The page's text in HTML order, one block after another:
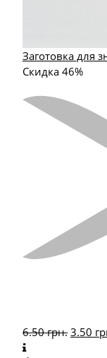
Заготовка для
Скидка 46%
6.50грн. 3.50